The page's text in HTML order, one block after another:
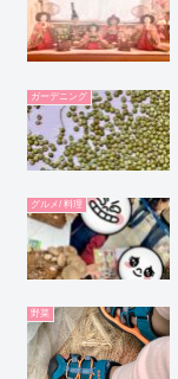
ガーデニング
グルメ/ 料理
野菜